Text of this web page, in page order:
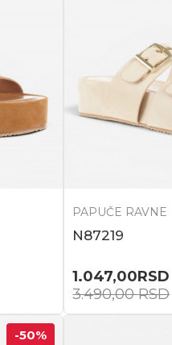
PAPUČE RAVNE
N87219
1.047,00RSD
3.490,00RSD
-50%